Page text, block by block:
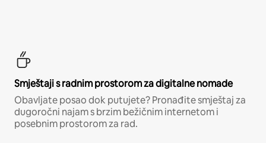
Smještaji s radnim prostorom za digitalne nomade
Obavljate posao dok putujete? Pronađite smještaj za
dugoročni najam s brzim bežičnim internetom i
posebnim prostorom za rad.